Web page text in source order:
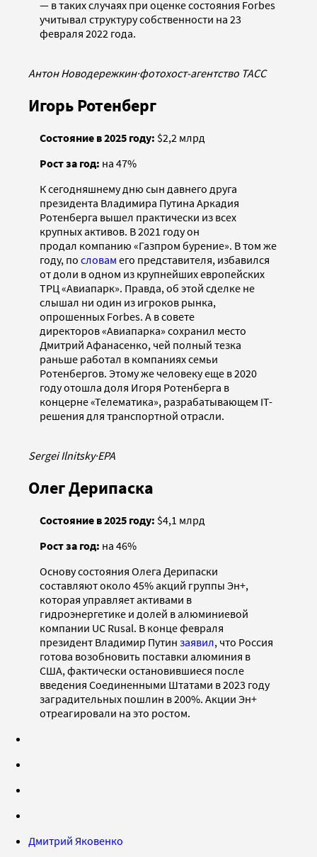
— в таких случаях при оценке состояния Forbes
учитывал структуру собственности на 23
февраля 2022 года.
Антон Новодережкин·фотохост-агентство ТАСС
Игорь Ротенберг
Состояние в 2025 году: $2,2 млрд
Рост за год: на 47%
К сегодняшнему дню сын давнего друга
президента Владимира Путина Аркадия
Ротенберга вышел практически из всех
крупных активов. В 2021 году он
продал компанию «Газпром бурение». В том же
году, по словам его представителя, избавился
от доли в одном из крупнейших европейских
ТРЦ «Авиапарк». Правда, об этой сделке не
слышал ни один из игроков рынка,
опрошенных Forbes. А в совете
директоров «Авиапарка» сохранил место
Дмитрий Афанасенко, чей полный тезка
раньше работал в компаниях семьи
Ротенбергов. Этому же человеку еще в 2020
году отошла доля Игоря Ротенберга в
концерне «Телематика», разрабатывающем IT-
решения для транспортной отрасли.
Sergei Ilnitsky·EPA
Олег Дерипаска
Состояние в 2025 году: $4,1 млрд
Рост за год: на 46%
Основу состояния Олега Дерипаски
составляют около 45% акций группы Эн+,
которая управляет активами в
гидроэнергетике и долей в алюминиевой
компании UC Rusal. В конце февраля
президент Владимир Путин заявил, что Россия
готова возобновить поставки алюминия в
США, фактически остановившиеся после
введения Соединенными Штатами в 2023 году
заградительных пошлин в 200%. Акции Эн+
отреагировали на это ростом.
Дмитрий Яковенко